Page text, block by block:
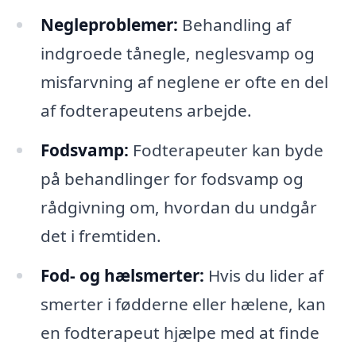
Negleproblemer: Behandling af
indgroede tånegle, neglesvamp og
misfarvning af neglene er ofte en del
af fodterapeutens arbejde.
Fodsvamp: Fodterapeuter kan byde
på behandlinger for fodsvamp og
rådgivning om, hvordan du undgår
det i fremtiden.
Fod- og hælsmerter: Hvis du lider af
smerter i fødderne eller hælene, kan
en fodterapeut hjælpe med at finde